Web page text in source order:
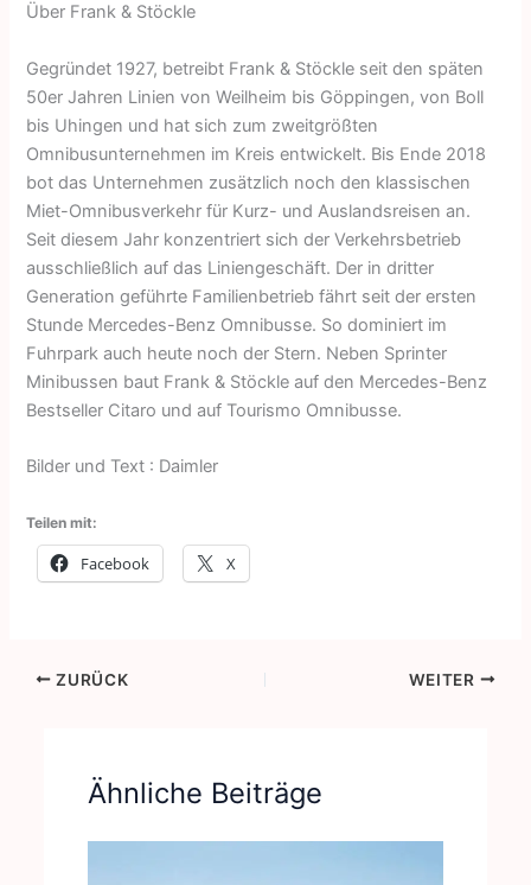
Über Frank & Stöckle
Gegründet 1927, betreibt Frank & Stöckle seit den späten
50er Jahren Linien von Weilheim bis Göppingen, von Boll
bis Uhingen und hat sich zum zweitgrößten
Omnibusunternehmen im Kreis entwickelt. Bis Ende 2018
bot das Unternehmen zusätzlich noch den klassischen
Miet-Omnibusverkehr für Kurz- und Auslandsreisen an.
Seit diesem Jahr konzentriert sich der Verkehrsbetrieb
ausschließlich auf das Liniengeschäft. Der in dritter
Generation geführte Familienbetrieb fährt seit der ersten
Stunde Mercedes-Benz Omnibusse. So dominiert im
Fuhrpark auch heute noch der Stern. Neben Sprinter
Minibussen baut Frank & Stöckle auf den Mercedes-Benz
Bestseller Citaro und auf Tourismo Omnibusse.
Bilder und Text : Daimler
Teilen mit:
Facebook X
ZURÜCK WEITER
Ähnliche Beiträge